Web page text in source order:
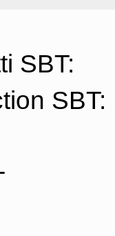
SBT:
SBT: